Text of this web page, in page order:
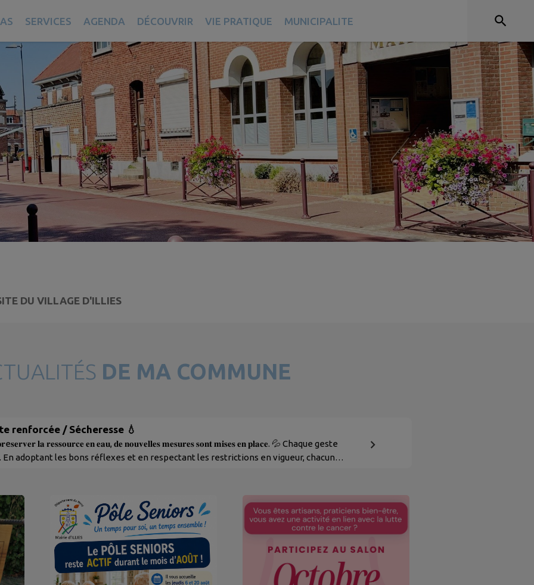
SERVICES AGENDA DÉCOUVRIR VIE PRATIQUE MUNICIPALITE
DU VILLAGE D'ILLIES
DE MA COMMUNE
renforcée / Sécheresse 💧
𝐥𝐚 𝐫𝐞𝐬𝐬𝐨𝐮𝐫𝐜𝐞 𝐞𝐧 𝐞𝐚𝐮, 𝐝𝐞 𝐧𝐨𝐮𝐯𝐞𝐥𝐥𝐞𝐬 𝐦𝐞𝐬𝐮𝐫𝐞𝐬 𝐬𝐨𝐧𝐭 𝐦𝐢𝐬𝐞𝐬 𝐞𝐧 𝐩𝐥𝐚𝐜𝐞. 💦 Chaque geste
adoptant les bons réflexes et en respectant les restrictions en vigueur, chacun